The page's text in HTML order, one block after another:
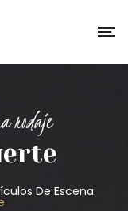
rodaje
De Escena